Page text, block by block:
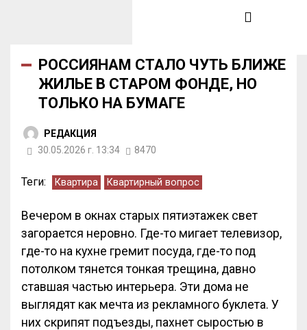
РОССИЯНАМ СТАЛО ЧУТЬ БЛИЖЕ
ЖИЛЬЕ В СТАРОМ ФОНДЕ, НО
ТОЛЬКО НА БУМАГЕ
РЕДАКЦИЯ
30.05.2026 г. 13:34
8470
Теги: Квартира Квартирный вопрос
Вечером в окнах старых пятиэтажек свет
загорается неровно. Где-то мигает телевизор,
где-то на кухне гремит посуда, где-то под
потолком тянется тонкая трещина, давно
ставшая частью интерьера. Эти дома не
выглядят как мечта из рекламного буклета. У
них скрипят подъезды, пахнет сыростью в